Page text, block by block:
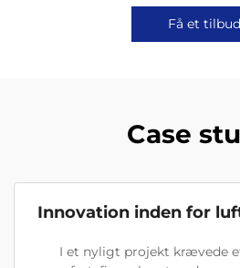
Få et tilbud
Case
Innovation inden for
I et nyligt projekt krævede